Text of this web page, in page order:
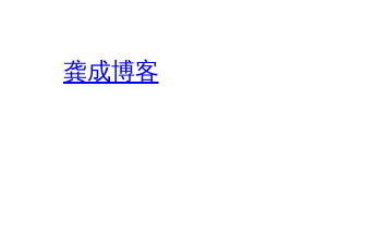
龚成博客